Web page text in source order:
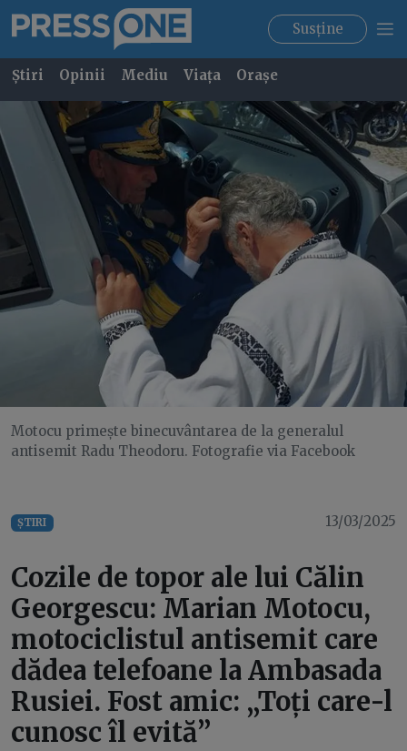
Susține
Știri Opinii Mediu Viața Orașe
Motocu primește binecuvântarea de la generalul
antisemit Radu Theodoru. Fotografie via Facebook
ȘTIRI 13/03/2025
Cozile de topor ale lui Călin
Georgescu: Marian Motocu,
motociclistul antisemit care
dădea telefoane la Ambasada
Rusiei. Fost amic: „Toți care-l
cunosc îl evită”